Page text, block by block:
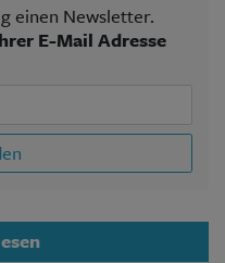
einen Newsletter.
E-Mail Adresse